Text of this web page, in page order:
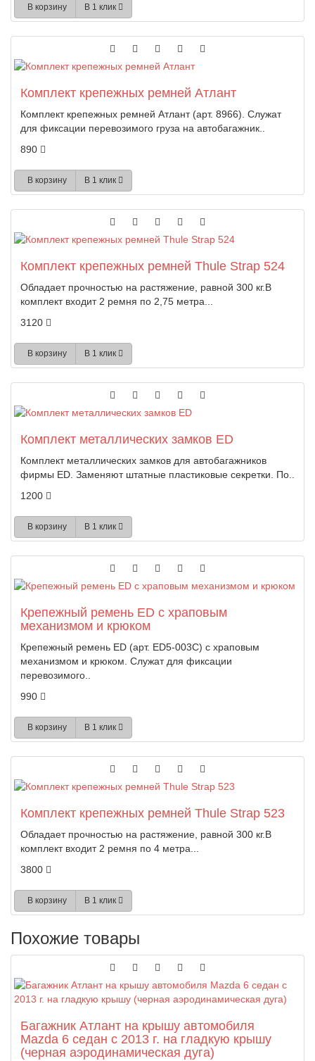
В корзину В 1 клик
Комплект крепежных ремней Атлант
Комплект крепежных ремней Атлант (арт. 8966). Служат
для фиксации перевозимого груза на автобагажник..
890
В корзину В 1 клик
Комплект крепежных ремней Thule Strap 524
Обладает прочностью на растяжение, равной 300 кг.В
комплект входит 2 ремня по 2,75 метра...
3120
В корзину В 1 клик
Комплект металлических замков ED
Комплект металлических замков для автобагажников
фирмы ED. Заменяют штатные пластиковые секретки. По..
1200
В корзину В 1 клик
Крепежный ремень ED с храповым
механизмом и крюком
Крепежный ремень ED (арт. ED5-003C) с храповым
механизмом и крюком. Служат для фиксации
перевозимого..
990
В корзину В 1 клик
Комплект крепежных ремней Thule Strap 523
Обладает прочностью на растяжение, равной 300 кг.В
комплект входит 2 ремня по 4 метра...
3800
В корзину В 1 клик
Похожие товары
Багажник Атлант на крышу автомобиля
Mazda 6 седан с 2013 г. на гладкую крышу
(черная аэродинамическая дуга)